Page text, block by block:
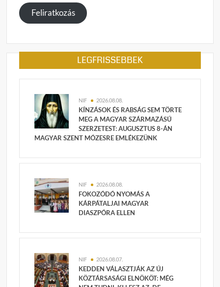
megadása
Feliratkozás
LEGFRISSEBBEK
NIF 2026.08.08.
KÍNZÁSOK ÉS RABSÁG SEM TÖRTE
MEG A MAGYAR SZÁRMAZÁSÚ
SZERZETEST: AUGUSZTUS 8-ÁN
MAGYAR SZENT MÓZESRE EMLÉKEZÜNK
NIF 2026.08.08.
FOKOZÓDÓ NYOMÁS A
KÁRPÁTALJAI MAGYAR
DIASZPÓRA ELLEN
NIF 2026.08.07.
KEDDEN VÁLASZTJÁK AZ ÚJ
KÖZTÁRSASÁGI ELNÖKÖT: MÉG